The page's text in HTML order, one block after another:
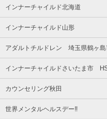
インナーチャイルド北海道
インナーチャイルド山形
アダルトチルドレン 埼玉県鶴ヶ島
インナーチャイルドさいたま市
カウンセリング秋田
世界メンタルヘルスデー‼️